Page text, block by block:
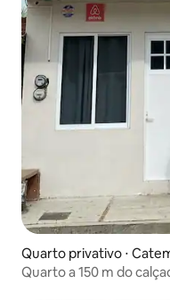
Quarto privativo ⋅
Quarto a 150 m do